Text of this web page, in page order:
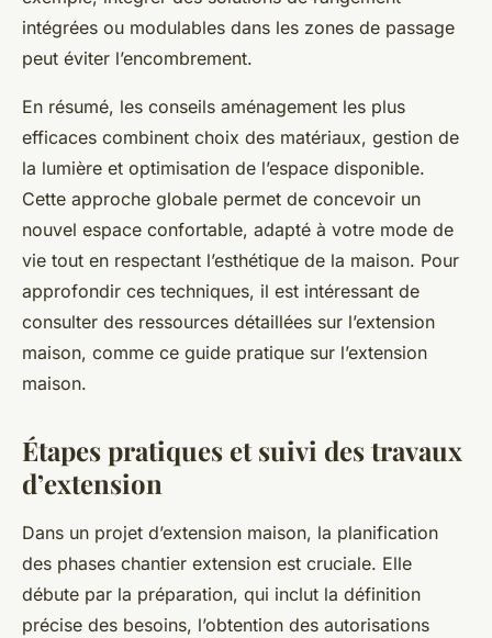
intégrées ou modulables dans les zones de passage
peut éviter l’encombrement.
En résumé, les conseils aménagement les plus
efficaces combinent choix des matériaux, gestion de
la lumière et optimisation de l’espace disponible.
Cette approche globale permet de concevoir un
nouvel espace confortable, adapté à votre mode de
vie tout en respectant l’esthétique de la maison. Pour
approfondir ces techniques, il est intéressant de
consulter des ressources détaillées sur l’extension
maison, comme ce guide pratique sur l’extension
maison.
Étapes pratiques et suivi des travaux
d’extension
Dans un projet d’extension maison, la planification
des phases chantier extension est cruciale. Elle
débute par la préparation, qui inclut la définition
précise des besoins, l’obtention des autorisations